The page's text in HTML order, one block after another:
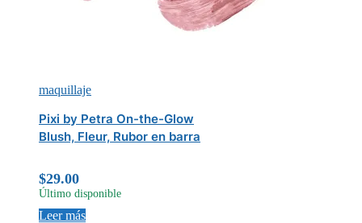
maquillaje
Pixi by Petra On-the-Glow
Blush, Fleur, Rubor en barra
$29.00
Último disponible
Leer más